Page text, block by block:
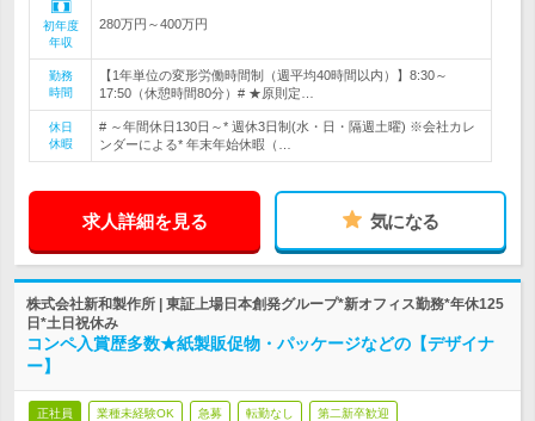
初年度
年収
280万円～400万円
勤務
時間
【1年単位の変形労働時間制（週平均40時間以内）】8:30～
17:50（休憩時間80分）# ★原則定…
休日
休暇
# ～年間休日130日～* 週休3日制(水・日・隔週土曜) ※会社カレ
ンダーによる* 年末年始休暇（…
求人詳細を見る 気になる
株式会社新和製作所 | 東証上場日本創発グループ*新オフィス勤務*年休125
日*土日祝休み
コンペ入賞歴多数★紙製販促物・パッケージなどの【デザイナ
ー】
正社員 業種未経験OK 急募 転勤なし 第二新卒歓迎